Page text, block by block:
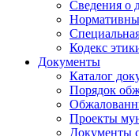
Сведения о
Кодекс
Документы
Каталог
Порядок
Проекты
Документы